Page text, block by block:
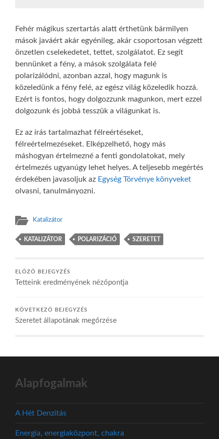
Fehér mágikus szertartás alatt érthetünk bármilyen
mások javáért akár egyénileg, akár csoportosan végzett
önzetlen cselekedetet, tettet, szolgálatot. Ez segít
bennünket a fény, a mások szolgálata felé
polarizálódni, azonban azzal, hogy magunk is
közeledünk a fény felé, az egész világ közeledik hozzá.
Ezért is fontos, hogy dolgozzunk magunkon, mert ezzel
dolgozunk és jobbá tesszük a világunkat is.
Ez az írás tartalmazhat félreértéseket,
félreértelmezéseket. Elképzelhető, hogy más
máshogyan értelmezné a fenti gondolatokat, mely
értelmezés ugyanúgy lehet helyes. A teljesebb megértés
érdekében javasoljuk az Egység Törvénye könyveket
olvasni, tanulmányozni.
Katalizátor
KATALIZÁTOR POLARIZÁCIÓ SZERETET
ELŐZŐ BEJEGYZÉS
Tetteink eredményének nézőpontja
KÖVETKEZŐ BEJEGYZÉS
Szeretet állapotának megőrzése
Alapfogalmak
A Hét Denzitás
Energia, energiaközpont, chakra